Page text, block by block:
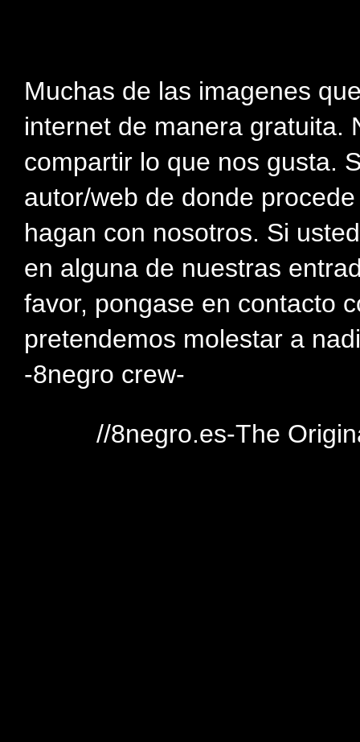
Muchas de las imagenes
internet de manera gratuita.
compartir lo que nos gusta.
autor/web de donde
hagan con nosotros. Si
en alguna de nuestras
favor, pongase en contacto
pretendemos molestar a
-8negro crew-
//8negro.es-The